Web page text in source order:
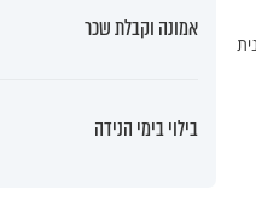
אמונה וקבלת שכר
בילוי בימי הנידה